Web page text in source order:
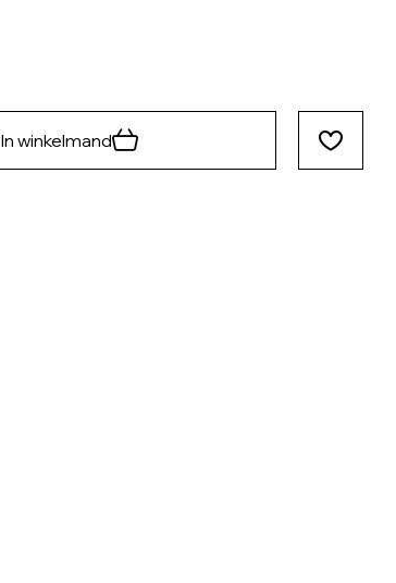
In winkelmand